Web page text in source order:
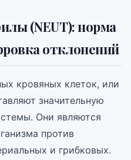
(NEUT): норма
отклонений
кровяных клеток, или
значительную
Они являются
против
и грибковых.